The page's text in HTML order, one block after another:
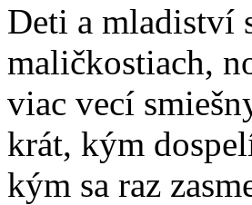
Deti a mladiství
maličkostiach,
viac vecí
krát, kým
kým sa raz